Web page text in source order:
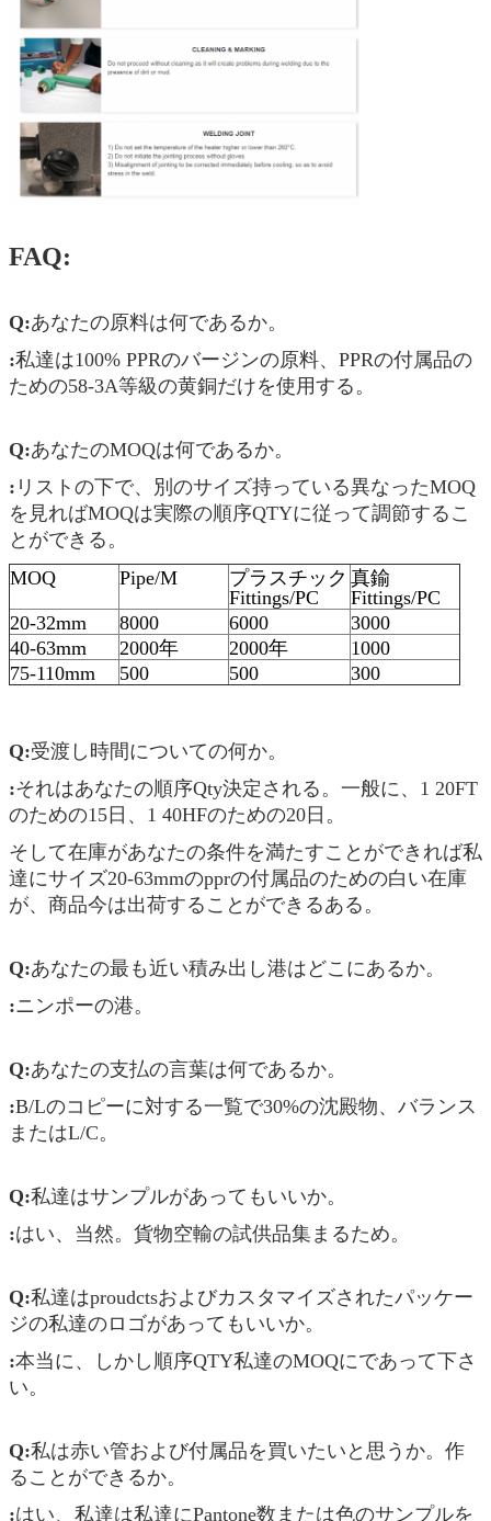
FAQ:
Q:あなたの原料は何であるか。
:私達は100% PPRのバージンの原料、PPRの付属品の
ための58-3A等級の黄銅だけを使用する。
Q:あなたのMOQは何であるか。
: リストの下で、別のサイズ持っている異なったMOQ
を見ればMOQは実際の順序QTYに従って調節するこ
とができる。
MOQ
Pipe/M
プラスチック
Fittings/PC
真鍮
Fittings/PC
20-32mm
8000 6000
3000
40-63mm
2000年 2000年
1000
75-110mm
500 500 300
Q:受渡し時間についての何か。
:それはあなたの順序Qty決定される。一般に、1 20FT
のための15日、1 40HFのための20日。
そして在庫があなたの条件を満たすことができれば私
達にサイズ20-63mmのpprの付属品のための白い在庫
が、商品今は出荷することができるある。
Q:あなたの最も近い積み出し港はどこにあるか。
:ニンポーの港。
Q:あなたの支払の言葉は何であるか。
:B/Lのコピーに対する一覧で30%の沈殿物、バランス
またはL/C。
Q:私達はサンプルがあってもいいか。
:はい、当然。貨物空輸の試供品集まるため。
Q:私達はproudctsおよびカスタマイズされたパッケー
ジの私達のロゴがあってもいいか。
:本当に、しかし順序QTY私達のMOQにであって下さ
い。
Q:私は赤い管および付属品を買いたいと思うか。作
ることができるか。
:はい、私達は私達にPantone数または色のサンプルを